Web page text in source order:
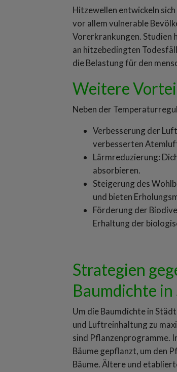
Hitzewellen entwickeln
vor allem vulnerable
Vorerkrankungen. Studien
an hitzebedingten
die Belastung für den
Weitere
Neben der
Verbesserung der
verbesserten
Lärmreduzierung:
absorbieren.
Steigerung des
und bieten
Förderung der
Erhaltung der
Strategien
Baumdichte in
Um die Baumdichte in
und Luftreinhaltung zu
sind Pflanzenprogramme.
Bäume gepflanzt, um den
Bäume. Ältere und